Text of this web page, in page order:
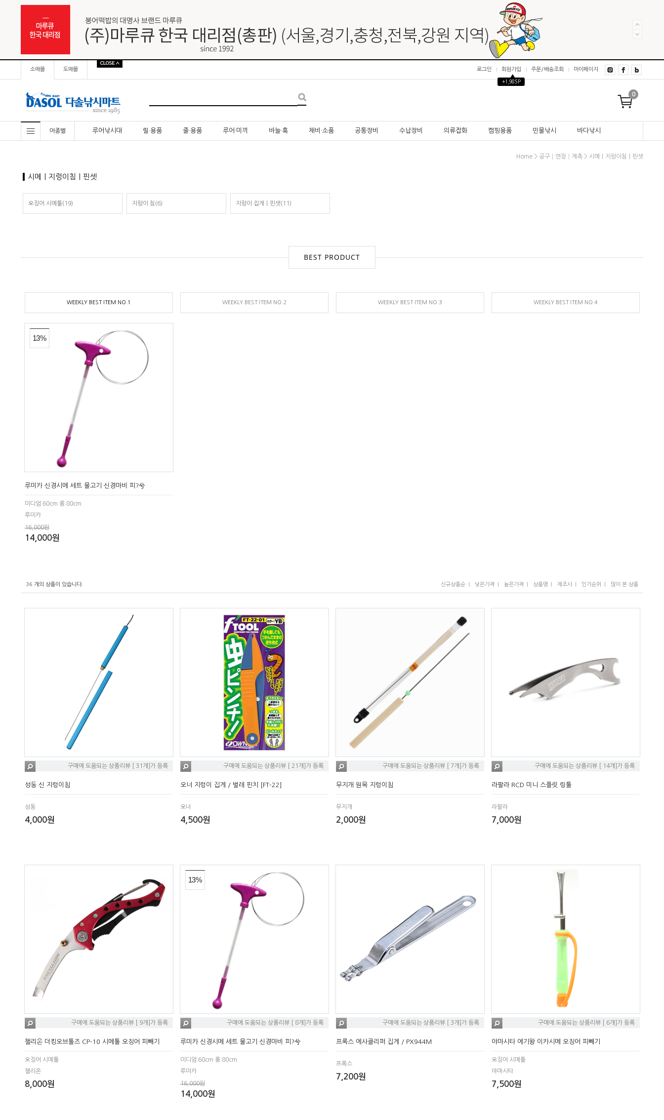
소매몰 도매몰 로그인 회원가입
▲
+1,985P
주문/배송조회 마이페이지
0
어종별 루어낚시대 릴·용품 줄·용품 루어·미끼 바늘·훅 채비·소품 공통장비 수납장비 의류잡화 캠핑용품 민물낚시 바다낚시
Home > 공구│연장│계측 > 시메｜지렁이침｜핀셋
시메｜지렁이침｜핀셋
오징어 시메툴(19) 지렁이 침(6) 지렁이 집게｜핀셋(11)
BEST PRODUCT
WEEKLY BEST ITEM NO.1 WEEKLY BEST ITEM NO.2 WEEKLY BEST ITEM NO.3 WEEKLY BEST ITEM NO.4
13%
루미카 신경시메 세트 물고기 신경마비 피?兮
미디엄:60cm 롱:80cm
루미카
16,000원
14,000원
36 개의 상품이 있습니다. 신규상품순 낮은가격 높은가격 상품명 제조사I 인기순위 많이 본 상품
구매에 도움되는 상품리뷰 [ 31개]가 등록
성동 신 지렁이침
성동
4,000원
구매에 도움되는 상품리뷰 [ 21개]가 등록
오너 지렁이 집게 / 벌레 핀치 [FT-22]
오너
4,500원
구매에 도움되는 상품리뷰 [ 7개]가 등록
무지개 원목 지렁이침
무지개
2,000원
구매에 도움되는 상품리뷰 [ 14개]가 등록
라팔라 RCD 미니 스플릿 링툴
라팔라
7,000원
구매에 도움되는 상품리뷰 [ 9개]가 등록
챌리온 더킹오브툴즈 CP-10 시메툴 오징어 피빼기
오징어 시메툴
챌리온
8,000원
13%
구매에 도움되는 상품리뷰 [ 8개]가 등록
루미카 신경시메 세트 물고기 신경마비 피?兮
미디엄:60cm 롱:80cm
루미카
16,000원
14,000원
구매에 도움되는 상품리뷰 [ 3개]가 등록
프록스 에사클리퍼 집게 / PX944M
프록스
7,200원
구매에 도움되는 상품리뷰 [ 6개]가 등록
야마시타 에기왕 이카시메 오징어 피빼기
오징어 시메툴
야마시타
7,500원